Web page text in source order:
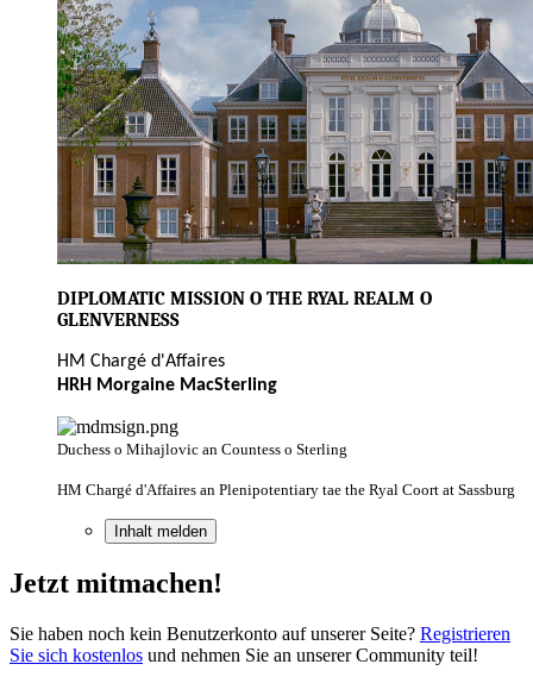
DIPLOMATIC MISSION O THE RYAL REALM O
GLENVERNESS
HM Chargé d'Affaires
HRH Morgaine MacSterling
Duchess o Mihajlovic an Countess o Sterling
HM Chargé d'Affaires an Plenipotentiary tae the Ryal Coort at Sassburg
Inhalt melden
Jetzt mitmachen!
Sie haben noch kein Benutzerkonto auf unserer Seite? Registrieren
Sie sich kostenlos und nehmen Sie an unserer Community teil!